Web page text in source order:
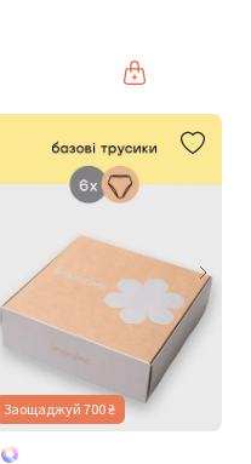
Заощаджуй 700 ₴